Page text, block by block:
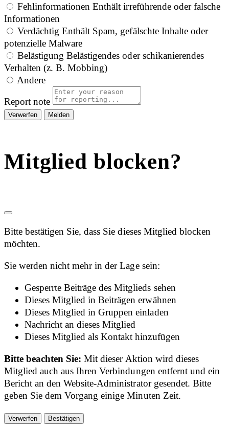
Fehlinformationen Enthält irreführende oder falsche
Informationen
Verdächtig Enthält Spam, gefälschte Inhalte oder
potenzielle Malware
Belästigung Belästigendes oder schikanierendes
Verhalten (z. B. Mobbing)
Andere
Report note
Melden
Mitglied blocken?
Bitte bestätigen Sie, dass Sie dieses Mitglied blocken
möchten.
Sie werden nicht mehr in der Lage sein:
Gesperrte Beiträge des Mitglieds sehen
Dieses Mitglied in Beiträgen erwähnen
Dieses Mitglied in Gruppen einladen
Nachricht an dieses Mitglied
Dieses Mitglied als Kontakt hinzufügen
Bitte beachten Sie:Mit dieser Aktion wird dieses
Mitglied auch aus Ihren Verbindungen entfernt und ein
Bericht an den Website-Administrator gesendet. Bitte
geben Sie dem Vorgang einige Minuten Zeit.
Bestätigen